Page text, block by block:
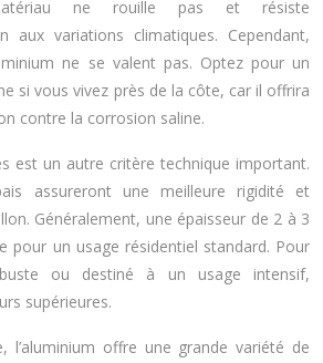
ne rouille pas et résiste
aux variations climatiques. Cependant,
ne se valent pas. Optez pour un
si vous vivez près de la côte, car il offrira
contre la corrosion saline.
est un autre critère technique important.
assureront une meilleure rigidité et
Généralement, une épaisseur de 2 à 3
pour un usage résidentiel standard. Pour
ou destiné à un usage intensif,
supérieures.
l’aluminium offre une grande variété de